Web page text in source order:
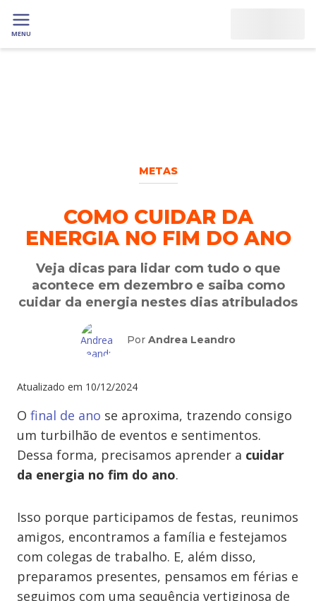
MENU
METAS
COMO CUIDAR DA
ENERGIA NO FIM DO ANO
Veja dicas para lidar com tudo o que
acontece em dezembro e saiba como
cuidar da energia nestes dias atribulados
Por Andrea Leandro
Atualizado em 10/12/2024
O final de ano se aproxima, trazendo consigo
um turbilhão de eventos e sentimentos.
Dessa forma, precisamos aprender a cuidar
da energia no fim do ano.
Isso porque participamos de festas, reunimos
amigos, encontramos a família e festejamos
com colegas de trabalho. E, além disso,
preparamos presentes, pensamos em férias e
seguimos com uma sequência vertiginosa de